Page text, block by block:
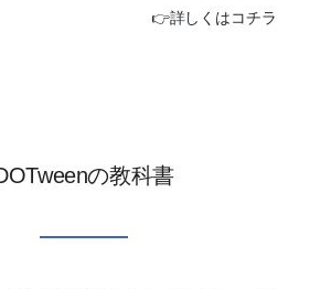
👉詳しくはコチラ
の教科書